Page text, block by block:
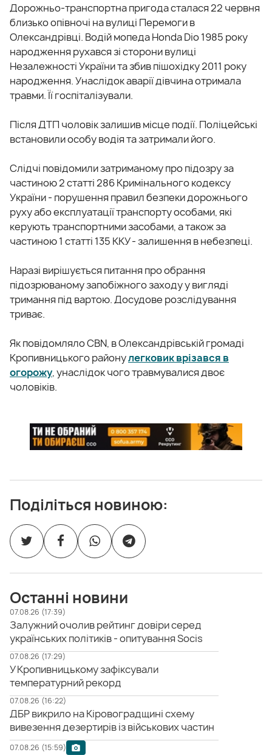
Дорожньо-транспортна пригода сталася 22 червня
близько опівночі на вулиці Перемоги в
Олександрівці. Водій мопеда Honda Dio 1985 року
народження рухався зі сторони вулиці
Незалежності України та збив пішохідку 2011 року
народження. Унаслідок аварії дівчина отримала
травми. Її госпіталізували.
Після ДТП чоловік залишив місце події. Поліцейські
встановили особу водія та затримали його.
Слідчі повідомили затриманому про підозру за
частиною 2 статті 286 Кримінального кодексу
України - порушення правил безпеки дорожнього
руху або експлуатації транспорту особами, які
керують транспортними засобами, а також за
частиною 1 статті 135 ККУ - залишення в небезпеці.
Наразі вирішується питання про обрання
підозрюваному запобіжного заходу у вигляді
тримання під вартою. Досудове розслідування
триває.
Як повідомляло CBN, в Олександрівській громаді
Кропивницького районулегковик врізався в
огорожу, унаслідок чого травмувалися двоє
чоловіків.
Поділіться новиною:
Останні новини
07.08.26 (17:39)
Залужний очолив рейтинг довіри серед
українських політиків - опитування Socis
07.08.26 (17:29)
У Кропивницькому зафіксували
температурний рекорд
07.08.26 (16:22)
ДБР викрило на Кіровоградщині схему
вивезення дезертирів із військових частин
07.08.26 (15:59)